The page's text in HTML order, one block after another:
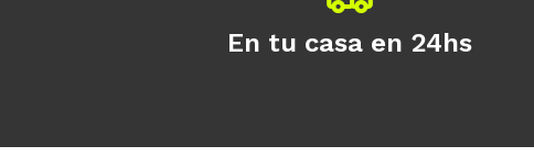
En tu casa en 24hs